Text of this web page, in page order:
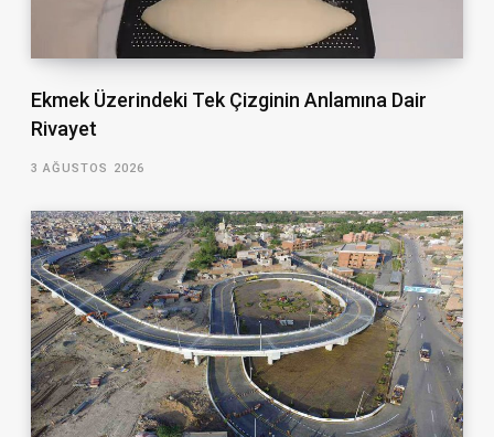
Ekmek Üzerindeki Tek Çizginin Anlamına Dair
Rivayet
3 AĞUSTOS 2026